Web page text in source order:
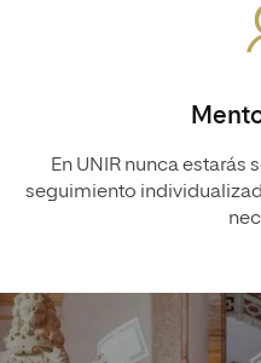
En UNIR nunca estarás
seguimiento